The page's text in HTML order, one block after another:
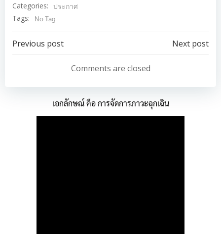
Categories: ประกาศ
Tags:
No Tag
Post
navigation
Previous post
navigation
Next post
Comments are closed
เอกลักษณ์ คือ การจัดการภาวะฉุกเฉิน